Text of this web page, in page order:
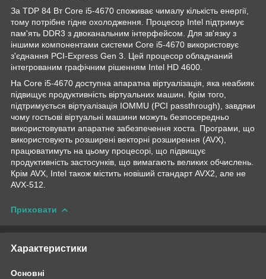
За TDP 84 Вт Core i5-4670 споживає чималу кількість енергії,
тому потрібне гідне охолодження. Процесор Intel підтримує
пам'ять DDR3 з двоканальним інтерфейсом. Для зв'язку з
іншими компонентами системи Core i5-4670 використовує
з'єднання PCI-Express Gen 3. Цей процесор обладнаний
інтегрованим графічним рішенням Intel HD 4600.
На Core i5-4670 доступна апаратна віртуалізація, яка неабияк
підвищує продуктивність віртуальних машин. Крім того,
підтримується віртуалізація IOMMU (PCI passthrough), завдяки
чому гостьові віртуальні машини можуть безпосередньо
використовувати апаратне забезпечення хоста. Програми, що
використовують розширені векторні розширення (AVX),
працюватимуть на цьому процесорі, що підвищує
продуктивність застосунків, що вимагають великих обчислень.
Крім AVX, Intel також містить новіший стандарт AVX2, але не
AVX-512.
Приховати
Характеристики
Основні